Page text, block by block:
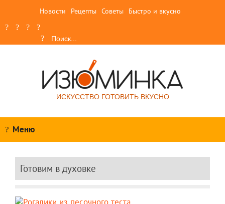
Новости Рецепты Советы Быстро и вкусно
ИСКУССТВО ГОТОВИТЬ ВКУСНО
Меню
Готовим в духовке